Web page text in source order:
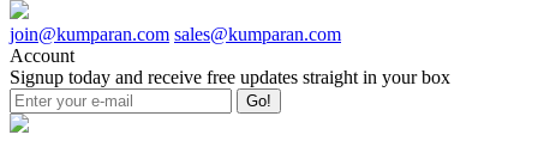
join@kumparan.com sales@kumparan.com
Account
Signup today and receive free updates straight in your box
Go!